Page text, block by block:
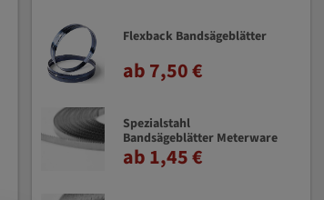
Flexback Bandsägeblätter
ab 7,50 €
Spezialstahl
Bandsägeblätter Meterware
ab 1,45 €